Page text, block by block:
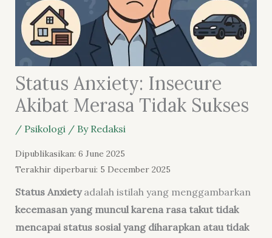
Status Anxiety: Insecure
Akibat Merasa Tidak Sukses
/ Psikologi/ By Redaksi
Dipublikasikan: 6 June 2025
Terakhir diperbarui: 5 December 2025
Status Anxietyadalah istilah yang menggambarkan
kecemasan yang muncul karena rasa takut tidak
mencapai status sosial yang diharapkan atau tidak